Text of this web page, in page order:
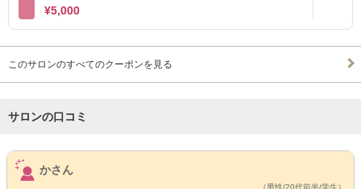
¥5,000
このサロンのすべてのクーポンを見る
サロンの口コミ
サロンPick Up
かさん
（男性/20代前半/学生）